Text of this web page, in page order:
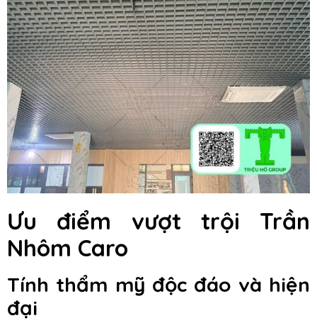
Ưu điểm vượt trội Trần
Nhôm Caro
Tính thẩm mỹ độc đáo và hiện
đại